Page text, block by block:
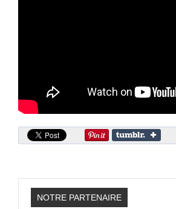
Reviews
Tutoriels
ARRM (Gamelist, Roms manager, Scraper)
NOTRE PARTENAIRE